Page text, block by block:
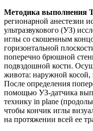
Методика выполнения
регионарной анестезии
ультразвукового (УЗ)
иглы со скошенным
горизонтальной
поперечно брюшной
подвздошной кости.
живота: наружной косой,
После определения
помощью УЗ-датчика
технику in plane
чтобы кончик иглы
на протяжении всей ее